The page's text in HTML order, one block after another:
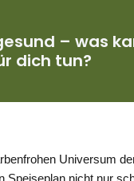
– was
dich tun?
Universum
Speiseplan nicht nur